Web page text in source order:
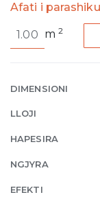
Afati i
de
Matte
160
x
quantity
m2
DIMENSIONI
LLOJI
HAPESIRA
NGJYRA
EFEKTI